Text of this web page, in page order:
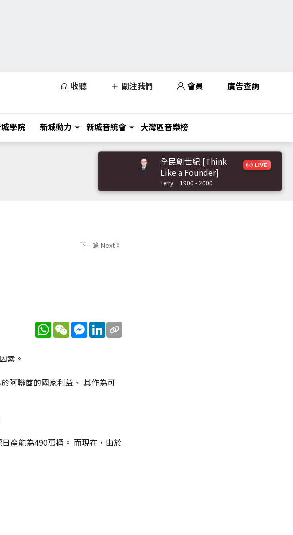
收聽 關注我們 會員 廣告查詢
學院 新城動力 新城音統會 大灣區音樂榜
全民創世紀 [Think
Like a Founder]
Terry 1900 - 2000
下一篇 Next 》
WhatsApp
WeChatMessenger
LinkedIn
素。
阿聯酋的國家利益、 其作為可
產能為490萬桶。 而現在，由於